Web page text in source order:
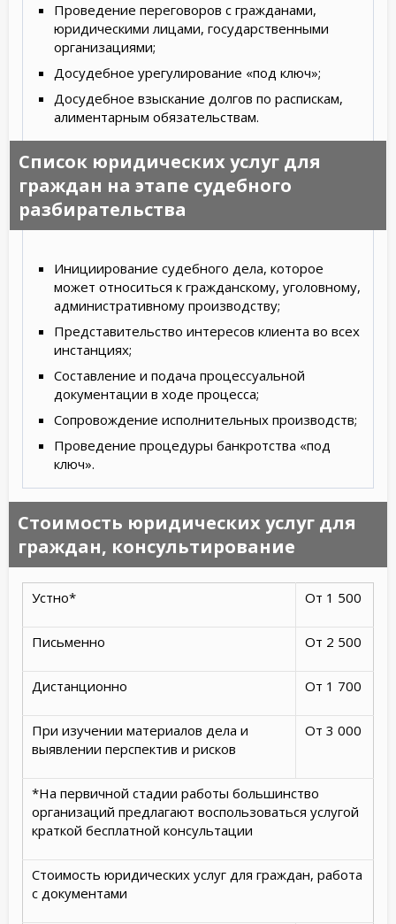
Проведение переговоров с гражданами,
юридическими лицами, государственными
организациями;
Досудебное урегулирование «под ключ»;
Досудебное взыскание долгов по распискам,
алиментарным обязательствам.
Список юридических услуг для
граждан на этапе судебного
разбирательства
Инициирование судебного дела, которое
может относиться к гражданскому, уголовному,
административному производству;
Представительство интересов клиента во всех
инстанциях;
Составление и подача процессуальной
документации в ходе процесса;
Сопровождение исполнительных производств;
Проведение процедуры банкротства «под
ключ».
Стоимость юридических услуг для
граждан, консультирование
Устно* От 1 500
Письменно От 2 500
Дистанционно От 1 700
При изучении материалов дела и
выявлении перспектив и рисков
От 3 000
*На первичной стадии работы большинство
организаций предлагают воспользоваться услугой
краткой бесплатной консультации
Стоимость юридических услуг для граждан, работа
с документами